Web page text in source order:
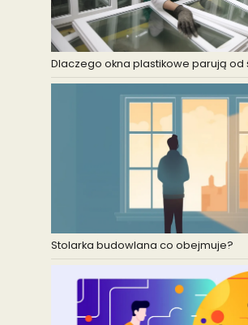
Dlaczego okna plastikowe parują od
Stolarka budowlana co obejmuje?